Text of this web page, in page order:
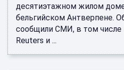
десятиэтажном жилом
бельгийском Антверпене.
сообщили СМИ, в том числе
Reuters и ...